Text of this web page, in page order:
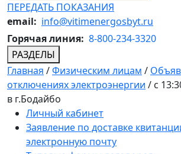
ПЕРЕДАТЬ ПОКАЗАНИЯ
email: info@vitimenergosbyt.ru
Горячая линия: 8-800-234-3320
РАЗДЕЛЫ
Главная /Физическим лицам /
отключениях электроэнергии / c
в г.Бодайбо
Личный кабинет
Заявление по доставке
электронную почту